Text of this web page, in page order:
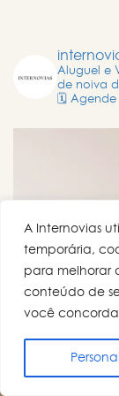
A Internovias
temporária,
para melhorar
conteúdo de
você
Aluguel e
de noiva
🗓️ Agende